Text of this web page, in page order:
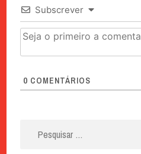
Subscrever
0 COMENTÁRIOS